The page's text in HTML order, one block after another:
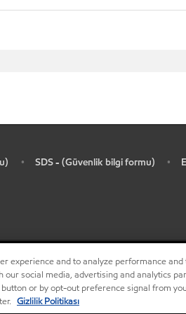
• SDS - (Güvenlik bilgi formu) •
• Privacy
experience and to analyze performance
social media, advertising and analytics
or by opt-out preference signal from
Gizlilik Politikası